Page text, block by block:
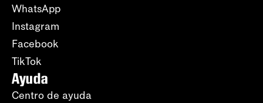
WhatsApp
Instagram
Facebook
TikTok
Ayuda
Centro de ayuda